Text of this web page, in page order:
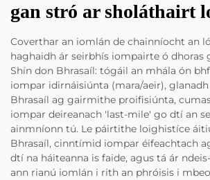
gan stró ar sholáthairt
Coverthar an iomlán de chainníocht an
haghaidh ár seirbhís iompairte ó dhoras
Shín don Bhrasaíl: tógáil an mhála ón
iompar idirnáisiúnta (mara/aeir), glanadh
Bhrasaíl ag gairmithe proifisiúnta,
iompar deireanach 'last-mile' go dtí an
ainmníonn tú. Le páirtithe loighistíce
Bhrasaíl, cinntímid iompar éifeachtach
dtí na háiteanna is faide, agus tá ár
ann rianú iomlán i rith an phróisis i